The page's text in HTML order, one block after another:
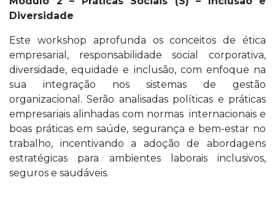
Diversidade
Este workshop aprofunda os conceitos de ética
empresarial, responsabilidade social corporativa,
diversidade, equidade e inclusão, com enfoque na
sua integração nos sistemas de gestão
organizacional. Serão analisadas políticas e práticas
empresariais alinhadas com normas internacionais e
boas práticas em saúde, segurança e bem-estar no
trabalho, incentivando a adoção de abordagens
estratégicas para ambientes laborais inclusivos,
seguros e saudáveis.